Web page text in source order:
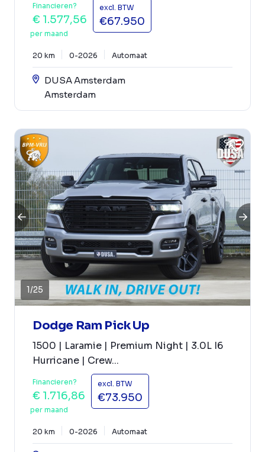
Financieren?
€ 1.577,56
per maand
excl. BTW
€67.950
20 km 0-2026 Automaat
DUSA Amsterdam
Amsterdam
1/25
Dodge Ram Pick Up
1500 | Laramie | Premium Night | 3.0L I6
Hurricane | Crew...
Financieren?
€ 1.716,86
per maand
excl. BTW
€73.950
20 km 0-2026 Automaat